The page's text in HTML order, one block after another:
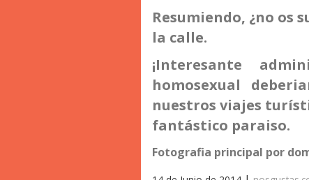
Resumiendo, ¿no os
la calle.
¡Interesante
homosexual
nuestros viajes
fantástico paraiso.
Fotografia principal por